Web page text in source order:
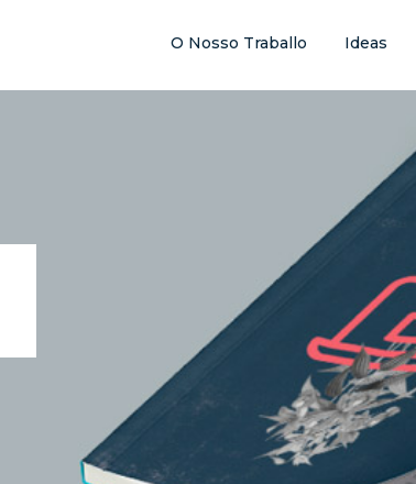
O Nosso Traballo Ideas